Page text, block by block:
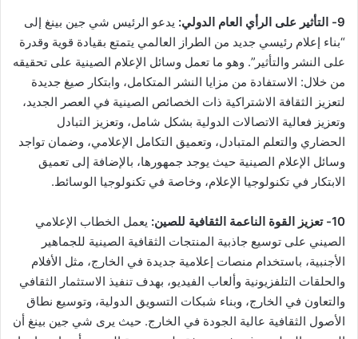
9- التأثير على الرأي العام الدولي:
يدعو الرئيس شي جين بينغ إلى
“بناء إعلام رئيسي جديد من الطراز العالمي يتمتع بقيادة قوية وقدرة
على النشر والتأثير”. وهو ما تعمل وسائل الإعلام الصينية على تحقيقه
من خلال: الاستفادة من مزايا النشر المتكامل، وابتكار صيغ جديدة
لتعزيز الثقافة الاشتراكية ذات الخصائص الصينية في العصر الجديد،
وتعزيز فعالية الاتصالات الدولية بشكل شامل، وتعزيز التبادل
الحضاري والتعلم المتبادل، وتعميق التكامل الإعلامي، وضمان تواجد
وسائل الإعلام الصينية حيث يوجد جمهورها، بالإضافة إلى تعميق
الابتكار في تكنولوجيا الإعلام، وخاصة في تكنولوجيا الوسائط.
10- تعزيز القوة الناعمة الثقافية للصين:
يعمل الخطاب الإعلامي
الصيني على توسيع جاذبية المنتجات الثقافية الصينية للجماهير
الأجنبية، باستخدام منصات إعلامية جديدة في الخارج، مثل الأفلام
والحلقات التلفزيونية وألعاب الفيديو، بهدف تنفيذ الاستثمار الثقافي
والتعاون في الخارج، وبناء شبكات التسويق الدولية، وتوسيع نطاق
الأصول الثقافية عالية الجودة في الخارج. حيث يرى شي جين بينغ أن